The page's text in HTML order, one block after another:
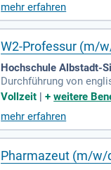
mehr erfahren
W2-Professur (m/
Hochschule Albstadt-
Durchführung von
logie/Galenik,
Vollzeit |+weitere
mehr erfahren
Pharmazeut (m/w/